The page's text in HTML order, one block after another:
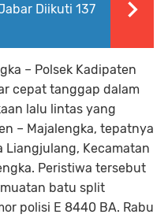
Diikuti 137
– Polsek Kadipaten
cepat tanggap dalam
lalu lintas yang
– Majalengka, tepatnya
Liangjulang, Kecamatan
Peristiwa tersebut
batu split
polisi E 8440 BA. Rabu